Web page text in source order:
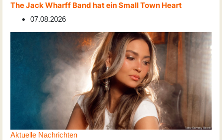
The Jack Wharff Band hat ein Small Town Heart
07.08.2026
Aktuelle Nachrichten